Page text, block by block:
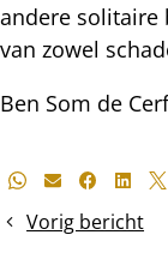
andere solitaire
van zowel
Ben Som de
Deel
bericht
Whatsapp
E-mailFacebook
X
Vorig bericht
De